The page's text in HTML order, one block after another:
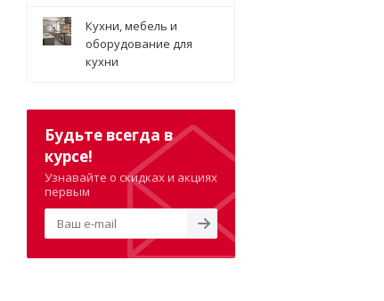
Кухни, мебель и
оборудование для
кухни
Будьте всегда в
курсе!
Узнавайте о скидках и акциях
первым